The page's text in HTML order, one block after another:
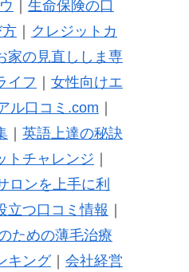
生命保険の口
｜
クレジットカ
家の見直ししま専
イフ
女性向けエ
ル口コミ.com
｜ 英語上達の秘訣
トチャレンジ
ロンを上手に利
立つ口コミ情報
ための薄毛治療
キング｜ 会社経営